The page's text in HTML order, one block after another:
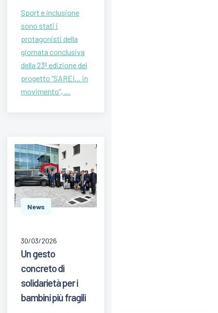
Sport e inclusione
sono stati i
protagonisti della
giornata conclusiva
della 23ª edizione del
progetto “SAREI… in
movimento”, …
News
30/03/2026
Un gesto
concreto di
solidarietà per i
bambini più fragili